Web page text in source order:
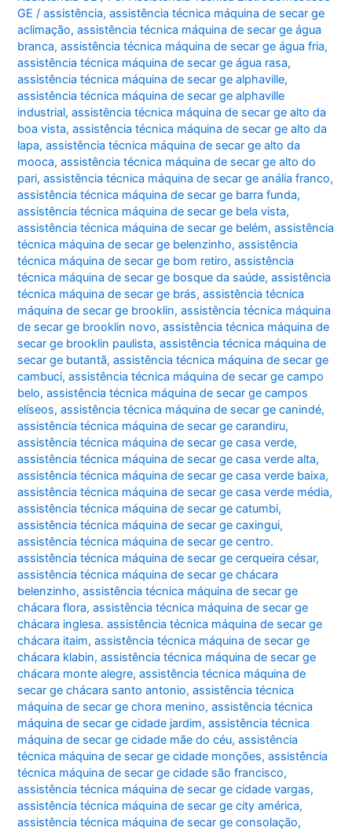
GE/assistência,assistência técnica máquina de secar ge
aclimação,assistência técnica máquina de secar ge água
branca,assistência técnica máquina de secar ge água fria,
assistência técnica máquina de secar ge água rasa,
assistência técnica máquina de secar ge alphaville,
assistência técnica máquina de secar ge alphaville
industrial,assistência técnica máquina de secar ge alto da
boa vista,assistência técnica máquina de secar ge alto da
lapa,assistência técnica máquina de secar ge alto da
mooca,assistência técnica máquina de secar ge alto do
pari,assistência técnica máquina de secar ge anália franco,
assistência técnica máquina de secar ge barra funda,
assistência técnica máquina de secar ge bela vista,
assistência técnica máquina de secar ge belém,assistência
técnica máquina de secar ge belenzinho,assistência
técnica máquina de secar ge bom retiro,assistência
técnica máquina de secar ge bosque da saúde,assistência
técnica máquina de secar ge brás,assistência técnica
máquina de secar ge brooklin,assistência técnica máquina
de secar ge brooklin novo,assistência técnica máquina de
secar ge brooklin paulista,assistência técnica máquina de
secar ge butantã,assistência técnica máquina de secar ge
cambuci,assistência técnica máquina de secar ge campo
belo,assistência técnica máquina de secar ge campos
elíseos,assistência técnica máquina de secar ge canindé,
assistência técnica máquina de secar ge carandiru,
assistência técnica máquina de secar ge casa verde,
assistência técnica máquina de secar ge casa verde alta,
assistência técnica máquina de secar ge casa verde baixa,
assistência técnica máquina de secar ge casa verde média,
assistência técnica máquina de secar ge catumbi,
assistência técnica máquina de secar ge caxingui,
assistência técnica máquina de secar ge centro.
assistência técnica máquina de secar ge cerqueira césar,
assistência técnica máquina de secar ge chácara
belenzinho,assistência técnica máquina de secar ge
chácara flora,assistência técnica máquina de secar ge
chácara inglesa. assistência técnica máquina de secar ge
chácara itaim,assistência técnica máquina de secar ge
chácara klabin,assistência técnica máquina de secar ge
chácara monte alegre,assistência técnica máquina de
secar ge chácara santo antonio,assistência técnica
máquina de secar ge chora menino,assistência técnica
máquina de secar ge cidade jardim,assistência técnica
máquina de secar ge cidade mãe do céu,assistência
técnica máquina de secar ge cidade monções,assistência
técnica máquina de secar ge cidade são francisco,
assistência técnica máquina de secar ge cidade vargas,
assistência técnica máquina de secar ge city américa,
assistência técnica máquina de secar ge consolação,